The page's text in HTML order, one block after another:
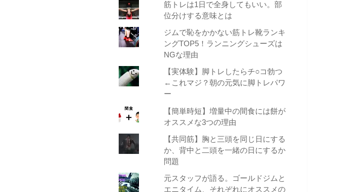
筋トレは1日で全身してもいい。部
位分けする意味とは
ジムで恥をかかない筋トレ靴ランキ
ングTOP5！ランニングシューズは
NGな理由
【実体験】脚トレしたらチ○コ勃つ
←これマジ？朝の元気に脚トレパワ
ー
【簡単時短】増量中の間食には餅が
オススメな3つの理由
【共同筋】胸と三頭を同じ日にする
か、背中と二頭を一緒の日にするか
問題
元スタッフが語る。ゴールドジムと
エニタイム、それぞれにオススメの